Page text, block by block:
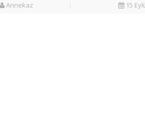
Annekaz 15